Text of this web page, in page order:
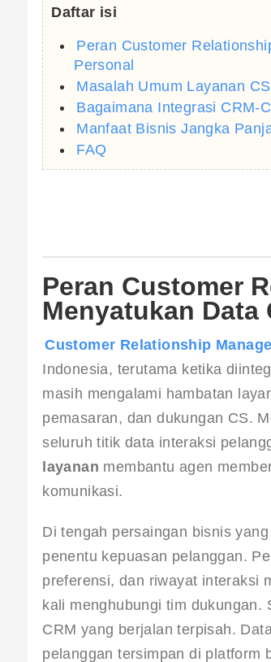
Daftar isi
Peran Customer
Personal
Masalah Umum Layanan
Bagaimana Integrasi CRM-
Manfaat Bisnis Jangka
FAQ
Peran Customer
Menyatukan Data
Customer Relationship
Indonesia, terutama ketika
masih mengalami hambatan
pemasaran, dan dukungan CS.
seluruh titik data interaksi
layanan membantu agen
komunikasi.
Di tengah persaingan bisnis
penentu kepuasan pelanggan.
preferensi, dan riwayat interaksi
kali menghubungi tim dukungan.
CRM yang berjalan terpisah.
pelanggan tersimpan di platform